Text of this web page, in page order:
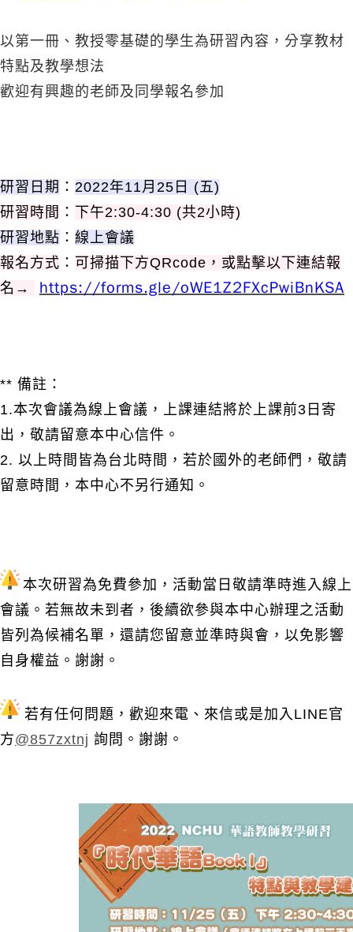
以第一冊、教授零基礎的學生為研習內容，分享教材
特點及教學想法
歡迎有興趣的老師及同學報名參加
研習日期 ： 2022年11月25日 (五)
研習時間 ：
下午2:30-4:30 (共2小時)
研習地點 ： 線上會議
報名方式 ： 可掃描下方QRcode，或點擊以下連結報
名→
https://forms.gle/oWE1Z2FXcPwiBnKSA
** 備註：
1.本次會議為線上會議，上課連結將於上課前3日寄
出，敬請留意本中心信件。
2. 以上時間皆為台北時間，若於國外的老師們，敬請
留意時間，本中心不另行通知。
本次研習為免費參加，活動當日敬請準時進入線上
會議。 若無故未到者， 後續欲參與本中心辦理之活動
皆列為候補名單， 還請您留意並準時與會，以免影響
自身權益。謝謝。
若有任何問題，歡迎來電、來信或是加入LINE官
方@857zxtnj 詢問。謝謝。